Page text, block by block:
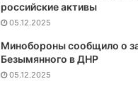
российские активы
05.12.2025
Минобороны сообщило о
Безымянного в ДНР
05.12.2025